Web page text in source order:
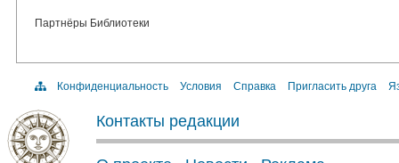
Партнёры Библиотеки
Конфиденциальность Условия Справка Пригласить друга
Контакты редакции